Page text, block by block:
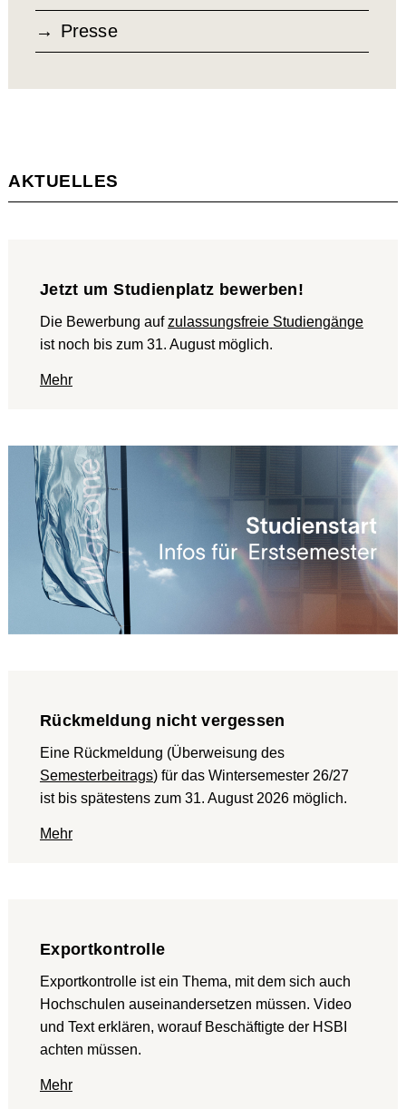
Presse
AKTUELLES
Jetzt um Studienplatz bewerben!
Die Bewerbung aufzulassungsfreie Studiengänge
ist noch bis zum 31. August möglich.
Mehr
Rückmeldung nicht vergessen
Eine Rückmeldung (Überweisung des
Semesterbeitrags) für das Wintersemester 26/27
ist bis spätestens zum 31. August 2026 möglich.
Mehr
Exportkontrolle
Exportkontrolle ist ein Thema, mit dem sich auch
Hochschulen auseinandersetzen müssen. Video
und Text erklären, worauf Beschäftigte der HSBI
achten müssen.
Mehr